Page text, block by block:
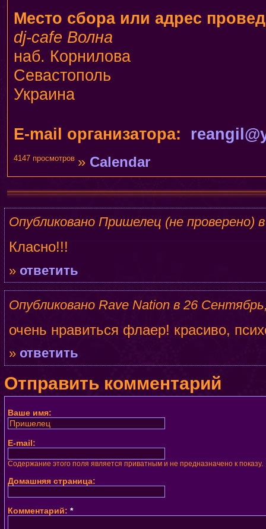
Место сбора или адрес
dj-cafe Волна
наб. Корнилова
Севастополь
Украина
E-mail организатора:
»
4147 просмотров Calendar
Опубликовано Пришелец (не проверено)
Класно!!!
» ответить
Опубликовано Rave Nation в 26
очень нравиться флаер! красиво,
» ответить
Отправить комментарий
Ваше имя:
E-mail:
Содержание этого поля является приватным и не предназначено к показу.
Домашняя страница:
Комментарий:*